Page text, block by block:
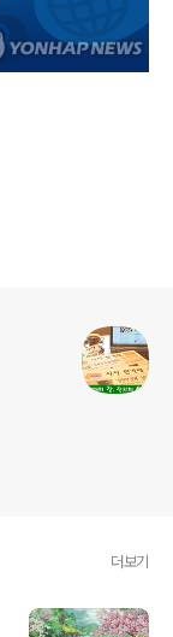
더보기